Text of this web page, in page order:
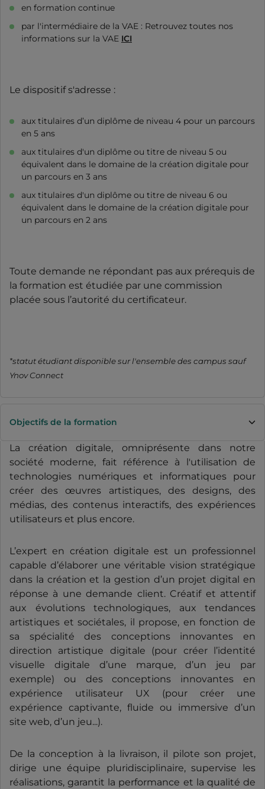
en formation continue
par l'intermédiaire de la VAE : Retrouvez toutes nos
informations sur la VAE ICI
Le dispositif s'adresse :
aux titulaires d’un diplôme de niveau 4 pour un parcours
en 5 ans
aux titulaires d'un diplôme ou titre de niveau 5 ou
équivalent dans le domaine de la création digitale pour
un parcours en 3 ans
aux titulaires d'un diplôme ou titre de niveau 6 ou
équivalent dans le domaine de la création digitale pour
un parcours en 2 ans
Toute demande ne répondant pas aux prérequis de
la formation est étudiée par une commission
placée sous l’autorité du certificateur.
*statut étudiant disponible sur l'ensemble des campus sauf
Ynov Connect
Objectifs de la formation
La création digitale, omniprésente dans notre
société moderne, fait référence à l'utilisation de
technologies numériques et informatiques pour
créer des œuvres artistiques, des designs, des
médias, des contenus interactifs, des expériences
utilisateurs et plus encore.
L’expert en création digitale est un professionnel
capable d’élaborer une véritable vision stratégique
dans la création et la gestion d’un projet digital en
réponse à une demande client. Créatif et attentif
aux évolutions technologiques, aux tendances
artistiques et sociétales, il propose, en fonction de
sa spécialité des conceptions innovantes en
direction artistique digitale (pour créer l’identité
visuelle digitale d’une marque, d’un jeu par
exemple) ou des conceptions innovantes en
expérience utilisateur UX (pour créer une
expérience captivante, fluide ou immersive d’un
site web, d’un jeu...).
De la conception à la livraison, il pilote son projet,
dirige une équipe pluridisciplinaire, supervise les
réalisations, garantit la performance et la qualité de